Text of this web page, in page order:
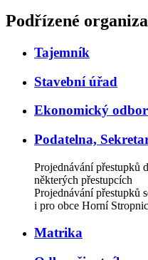
Podřízené
Tajemník
Stavební úřad
Ekonomický odbor
Podatelna,
Projednávání přestupků
některých přestupcích
Projednávání přestupků
i pro obce Horní
Matrika